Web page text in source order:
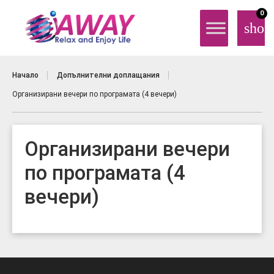
0
Начало Допълнителни доплащания
Организирани вечери по програмата (4 вечери)
Организирани вечери
по програмата (4
вечери)